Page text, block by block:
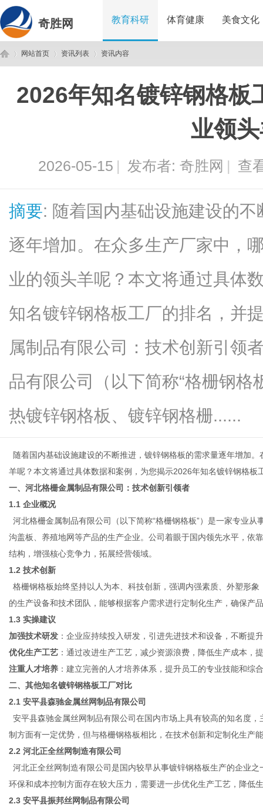
奇胜网 教育科研 体育健康 美食文化
网站首页
›
资讯列表
›
资讯内容
2026年知名镀锌钢格板
业领
2026-05-15 | 发布者: 奇胜网 | 查
摘要: 随着国内基础设施建设的
逐年增加。在众多生产厂家中，
业的领头羊呢？本文将通过具体
知名镀锌钢格板工厂的排名，并
属制品有限公司：技术创新引领
品有限公司（以下简称“格栅钢格
热镀锌钢格板、镀锌钢格栅......
随着国内基础设施建设的不断推进，镀锌钢格板的需求量逐年增加
羊呢？本文将通过具体数据和案例，为您揭示2026年知名镀锌钢格板
一、河北格栅金属制品有限公司：技术创新引领者
1.1 企业概况
河北格栅金属制品有限公司（以下简称“格栅钢格板”）是一家专业
沟盖板、养殖地网等产品的生产企业。公司着眼于国内领先水平，依
结构，增强核心竞争力，拓展经营领域。
1.2 技术创新
格栅钢格板始终坚持以人为本、科技创新，强调内强素质、外塑形
的生产设备和技术团队，能够根据客户需求进行定制化生产，确保产
1.3 实操建议
加强技术研发 ：企业应持续投入研发，引进先进技术和设备，不断提
优化生产工艺 ：通过改进生产工艺，减少资源浪费，降低生产成本，
注重人才培养 ：建立完善的人才培养体系，提升员工的专业技能和综
二、其他知名镀锌钢格板工厂对比
2.1 安平县森驰金属丝网制品有限公司
安平县森驰金属丝网制品有限公司在国内市场上具有较高的知名度
制方面有一定优势，但与格栅钢格板相比，在技术创新和定制化生产
2.2 河北正全丝网制造有限公司
河北正全丝网制造有限公司是国内较早从事镀锌钢格板生产的企业
环保和成本控制方面存在较大压力，需要进一步优化生产工艺，降低
2.3 安平县振邦丝网制品有限公司